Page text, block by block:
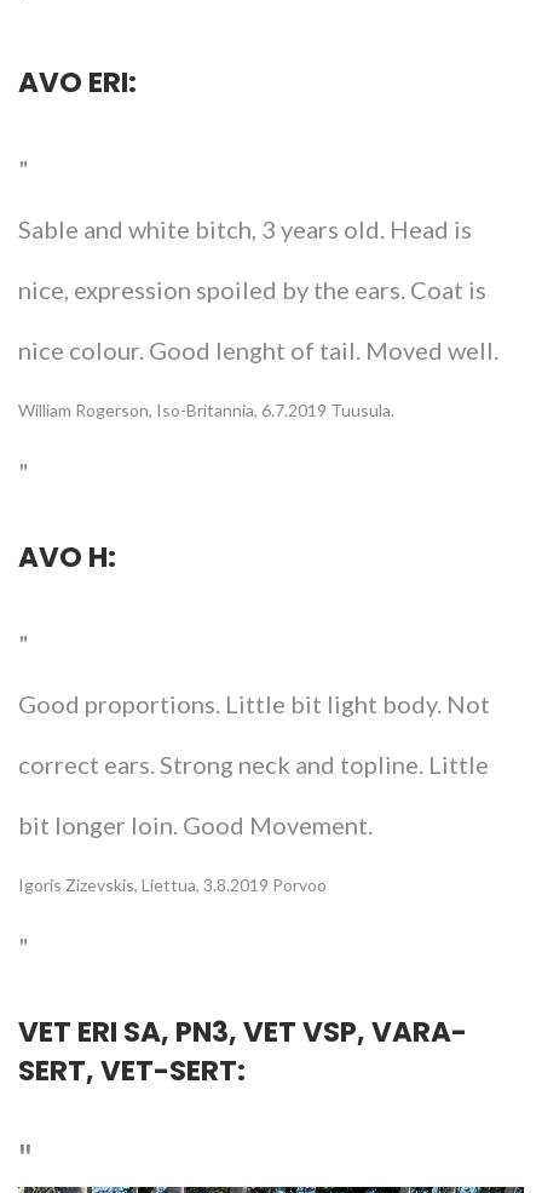
AVO ERI:
Sable and white bitch, 3 years old. Head is
nice, expression spoiled by the ears. Coat is
nice colour. Good lenght of tail. Moved well.
William Rogerson, Iso-Britannia, 6.7.2019 Tuusula.
AVO H:
Good proportions. Little bit light body. Not
correct ears. Strong neck and topline. Little
bit longer loin. Good Movement.
Igoris Zizevskis, Liettua, 3.8.2019 Porvoo
VET ERI SA, PN3, VET VSP, VARA-
SERT, VET-SERT: